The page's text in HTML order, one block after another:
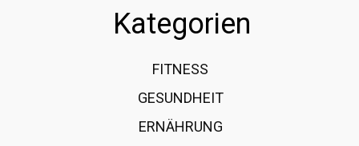
Kategorien
FITNESS
GESUNDHEIT
ERNÄHRUNG